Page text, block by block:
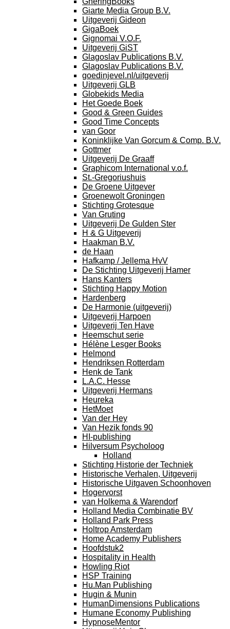
Giarte Media Group B.V.
Uitgeverij Gideon
GigaBoek
Gignomai V.O.F.
Uitgeverij GiST
Glagoslav Publications B.V.
Glagoslav Publications B.V.
goedinjevel.nl/uitgeverij
Uitgeverij GLB
Globekids Media
Het Goede Boek
Good & Green Guides
Good Time Concepts
van Goor
Koninklijke Van Gorcum & Comp. B.V.
Gottmer
Uitgeverij De Graaff
Graphicom International v.o.f.
St.-Gregoriushuis
De Groene Uitgever
Groenewolt Groningen
Stichting Grotesque
Van Gruting
Uitgeverij De Gulden Ster
H & G Uitgeverij
Haakman B.V.
de Haan
Hafkamp / Jellema HvV
De Stichting Uitgeverij Hamer
Hans Kanters
Stichting Happy Motion
Hardenberg
De Harmonie (uitgeverij)
Uitgeverij Harpoen
Uitgeverij Ten Have
Heemschut serie
Hélène Lesger Books
Helmond
Hendriksen Rotterdam
Henk de Tank
L.A.C. Hesse
Uitgeverij Hermans
Heureka
HetMoet
Van der Hey
Van Hezik fonds 90
HI-publishing
Hilversum Psycholoog
Holland
Stichting Historie der Techniek
Historische Verhalen, Uitgeverij
Historische Uitgaven Schoonhoven
Hogervorst
van Holkema & Warendorf
Holland Media Combinatie BV
Holland Park Press
Holtrop Amsterdam
Home Academy Publishers
Hoofdstuk2
Hospitality in Health
Howling Riot
HSP Training
Hu.Man Publishing
Hugin & Munin
HumanDimensions Publications
Humane Economy Publishing
HypnoseMentor